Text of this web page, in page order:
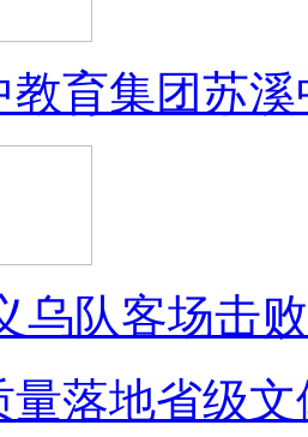
教育集团苏
乌队客场击
量落地省级